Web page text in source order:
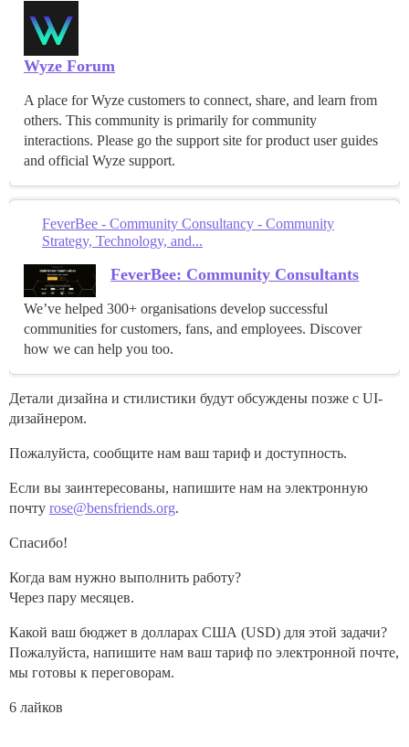
Wyze Forum
A place for Wyze customers to connect, share, and learn from
others. This community is primarily for community
interactions. Please go the support site for product user guides
and official Wyze support.
FeverBee - Community Consultancy - Community
Strategy, Technology, and...
FeverBee: Community Consultants
We’ve helped 300+ organisations develop successful
communities for customers, fans, and employees. Discover
how we can help you too.
Детали дизайна и стилистики будут обсуждены позже с UI-
дизайнером.
Пожалуйста, сообщите нам ваш тариф и доступность.
Если вы заинтересованы, напишите нам на электронную
почту rose@bensfriends.org.
Спасибо!
Когда вам нужно выполнить работу?
Через пару месяцев.
Какой ваш бюджет в долларах США (USD) для этой задачи?
Пожалуйста, напишите нам ваш тариф по электронной почте,
мы готовы к переговорам.
6 лайков